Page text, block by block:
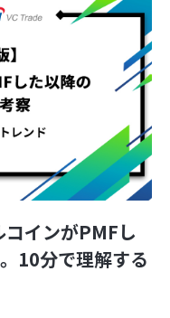
コインがPMFし
10分で理解する